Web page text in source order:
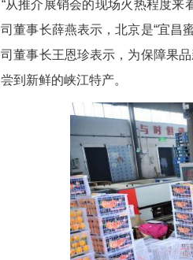
推介会上，夷陵红生态农
京弘源祥农业科技发展有
元，为“宜昌蜜桔”进一步
“从推介展销会的现场火
限公司董事长薛燕表示，
业公司董事长王恩珍表示